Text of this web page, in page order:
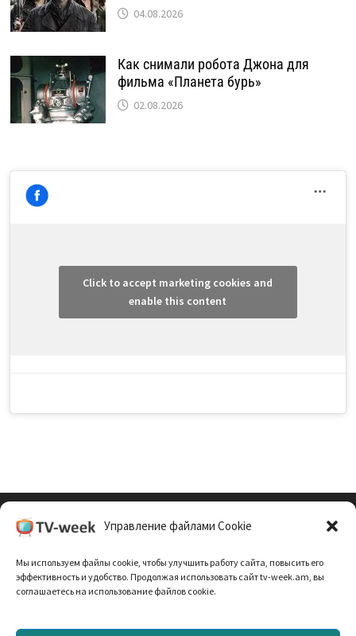
Управление файлами Cookie
Мы используем файлы cookie, чтобы улучшить работу сайта, повысить его
эффективность и удобство. Продолжая использовать сайт tv-week.am, вы
соглашаетесь на использование файлов cookie.
04.08.2026
Как снимали робота Джона для
фильма «Планета бурь»
02.08.2026
Click to accept marketing cookies and
enable this content
Политика Конфиденциальности